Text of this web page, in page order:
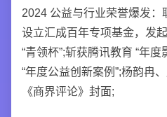
2024 公益与行业荣誉爆发
设立汇成百年专项基金，发
“青领杯”;斩获腾讯教育 “年
“年度公益创新案例”;杨韵冉
《商界评论》封面;